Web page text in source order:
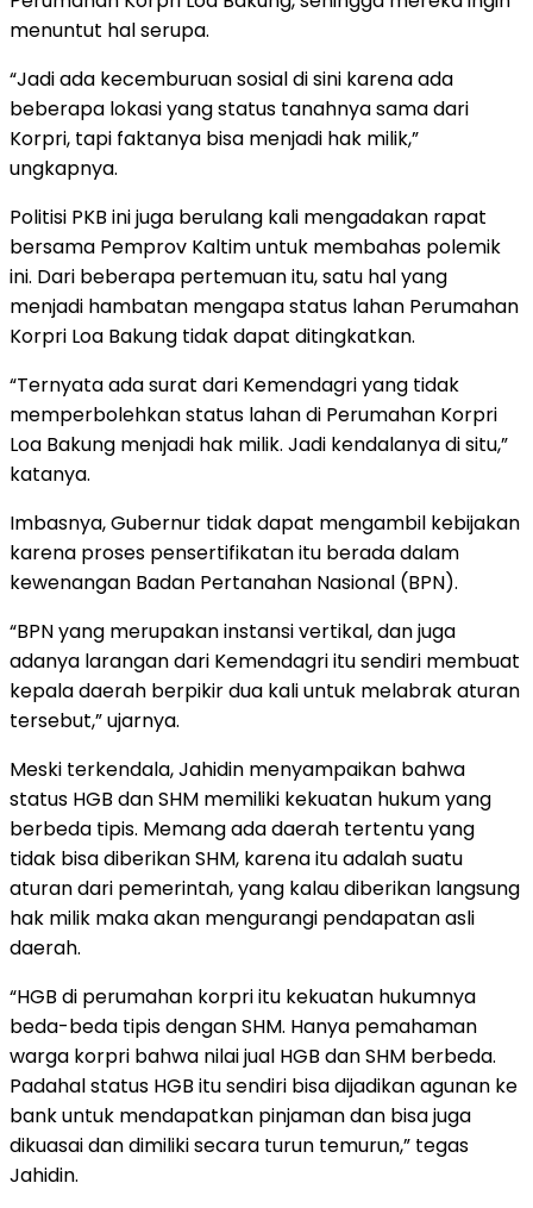
menuntut hal serupa.
“Jadi ada kecemburuan sosial di sini karena ada
beberapa lokasi yang status tanahnya sama dari
Korpri, tapi faktanya bisa menjadi hak milik,”
ungkapnya.
Politisi PKB ini juga berulang kali mengadakan rapat
bersama Pemprov Kaltim untuk membahas polemik
ini. Dari beberapa pertemuan itu, satu hal yang
menjadi hambatan mengapa status lahan Perumahan
Korpri Loa Bakung tidak dapat ditingkatkan.
“Ternyata ada surat dari Kemendagri yang tidak
memperbolehkan status lahan di Perumahan Korpri
Loa Bakung menjadi hak milik. Jadi kendalanya di situ,”
katanya.
Imbasnya, Gubernur tidak dapat mengambil kebijakan
karena proses pensertifikatan itu berada dalam
kewenangan Badan Pertanahan Nasional (BPN).
“BPN yang merupakan instansi vertikal, dan juga
adanya larangan dari Kemendagri itu sendiri membuat
kepala daerah berpikir dua kali untuk melabrak aturan
tersebut,” ujarnya.
Meski terkendala, Jahidin menyampaikan bahwa
status HGB dan SHM memiliki kekuatan hukum yang
berbeda tipis. Memang ada daerah tertentu yang
tidak bisa diberikan SHM, karena itu adalah suatu
aturan dari pemerintah, yang kalau diberikan langsung
hak milik maka akan mengurangi pendapatan asli
daerah.
“HGB di perumahan korpri itu kekuatan hukumnya
beda-beda tipis dengan SHM. Hanya pemahaman
warga korpri bahwa nilai jual HGB dan SHM berbeda.
Padahal status HGB itu sendiri bisa dijadikan agunan ke
bank untuk mendapatkan pinjaman dan bisa juga
dikuasai dan dimiliki secara turun temurun,” tegas
Jahidin.